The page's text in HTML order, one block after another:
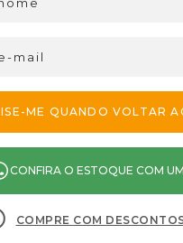
CONFIRA O ESTOQUE COM
COMPRE COM